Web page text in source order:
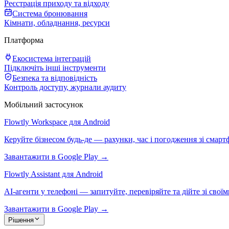
Реєстрація приходу та відходу
Система бронювання
Кімнати, обладнання, ресурси
Платформа
Екосистема інтеграцій
Підключіть інші інструменти
Безпека та відповідність
Контроль доступу, журнали аудиту
Мобільний застосунок
Flowtly Workspace для Android
Керуйте бізнесом будь-де — рахунки, час і погодження зі
Завантажити в Google Play →
Flowtly Assistant для Android
AI-агенти у телефоні — запитуйте, перевіряйте та дійте зі
Завантажити в Google Play →
Рішення